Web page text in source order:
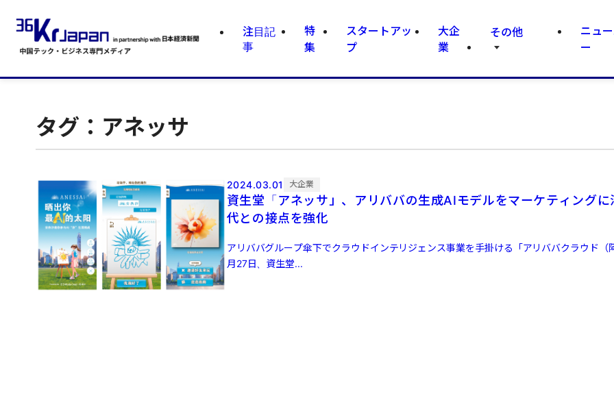
注目記
事
特
集
スタートアッ
プ
大企
業
その他
ニュ
ー
タグ：アネッサ
2024.03.01 大企業
資生堂「アネッサ」、アリババの生成AIモデルをマーケティング
代との接点を強化
アリババグループ傘下でクラウドインテリジェンス事業を手掛ける「アリババクラウド（
月27日、資生堂...